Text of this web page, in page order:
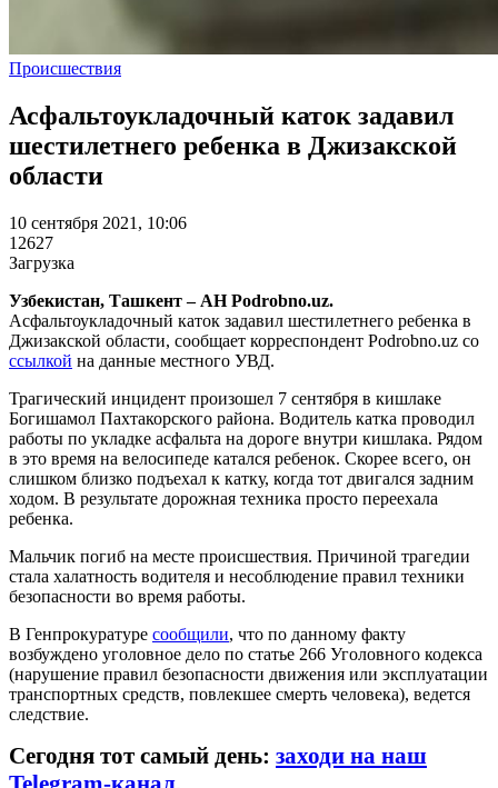
Происшествия
Асфальтоукладочный каток задавил
шестилетнего ребенка в Джизакской
области
10 сентября 2021, 10:06
12627
Загрузка
Узбекистан, Ташкент – АН Podrobno.uz.
Асфальтоукладочный каток задавил шестилетнего ребенка в
Джизакской области, сообщает корреспондент Podrobno.uz со
ссылкой на данные местного УВД.
Трагический инцидент произошел 7 сентября в кишлаке
Богишамол Пахтакорского района. Водитель катка проводил
работы по укладке асфальта на дороге внутри кишлака. Рядом
в это время на велосипеде катался ребенок. Скорее всего, он
слишком близко подъехал к катку, когда тот двигался задним
ходом. В результате дорожная техника просто переехала
ребенка.
Мальчик погиб на месте происшествия. Причиной трагедии
стала халатность водителя и несоблюдение правил техники
безопасности во время работы.
В Генпрокуратуре сообщили, что по данному факту
возбуждено уголовное дело по статье 266 Уголовного кодекса
(нарушение правил безопасности движения или эксплуатации
транспортных средств, повлекшее смерть человека), ведется
следствие.
Сегодня тот самый день: заходи на наш